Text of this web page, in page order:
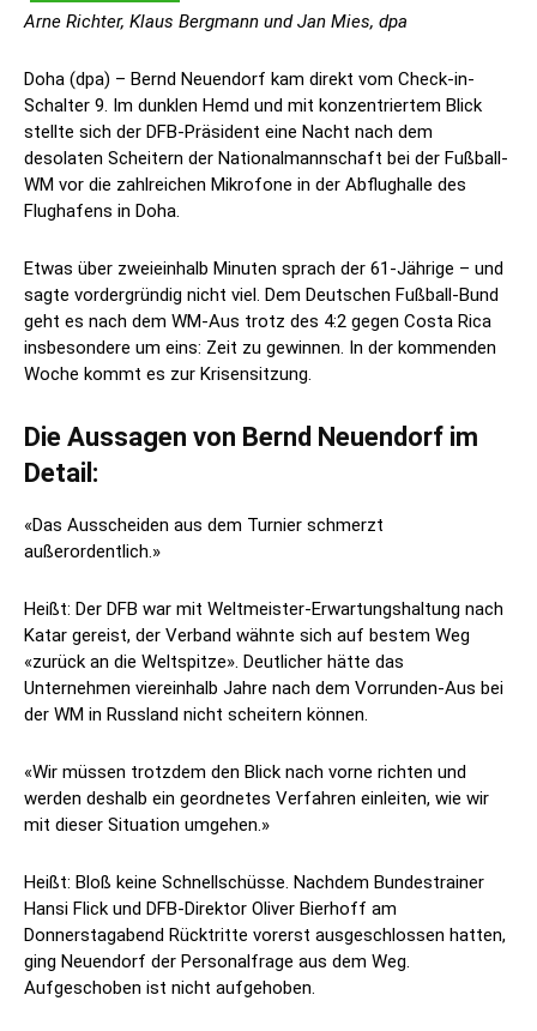
Arne Richter, Klaus Bergmann und Jan Mies, dpa
Doha (dpa) – Bernd Neuendorf kam direkt vom Check-in-
Schalter 9. Im dunklen Hemd und mit konzentriertem Blick
stellte sich der DFB-Präsident eine Nacht nach dem
desolaten Scheitern der Nationalmannschaft bei der Fußball-
WM vor die zahlreichen Mikrofone in der Abflughalle des
Flughafens in Doha.
Etwas über zweieinhalb Minuten sprach der 61-Jährige – und
sagte vordergründig nicht viel. Dem Deutschen Fußball-Bund
geht es nach dem WM-Aus trotz des 4:2 gegen Costa Rica
insbesondere um eins: Zeit zu gewinnen. In der kommenden
Woche kommt es zur Krisensitzung.
Die Aussagen von Bernd Neuendorf im
Detail:
«Das Ausscheiden aus dem Turnier schmerzt
außerordentlich.»
Heißt: Der DFB war mit Weltmeister-Erwartungshaltung nach
Katar gereist, der Verband wähnte sich auf bestem Weg
«zurück an die Weltspitze». Deutlicher hätte das
Unternehmen viereinhalb Jahre nach dem Vorrunden-Aus bei
der WM in Russland nicht scheitern können.
«Wir müssen trotzdem den Blick nach vorne richten und
werden deshalb ein geordnetes Verfahren einleiten, wie wir
mit dieser Situation umgehen.»
Heißt: Bloß keine Schnellschüsse. Nachdem Bundestrainer
Hansi Flick und DFB-Direktor Oliver Bierhoff am
Donnerstagabend Rücktritte vorerst ausgeschlossen hatten,
ging Neuendorf der Personalfrage aus dem Weg.
Aufgeschoben ist nicht aufgehoben.